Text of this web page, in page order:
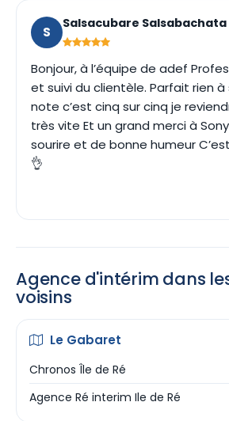
S
Salsacubare Salsabachata
Bonjour, à l’équipe de adef
et suivi du clientèle. Parfait rien à
note c’est cinq sur cinq je
très vite Et un grand merci à
sourire et de bonne humeur
👌
Agence d'intérim dans
voisins
Le Gabaret
Chronos Île de Ré
Agence Ré interim Ile de Ré